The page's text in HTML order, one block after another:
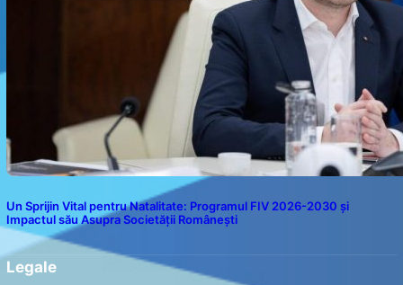
Un Sprijin Vital pentru Natalitate: Programul FIV 2026-2030 și
Impactul său Asupra Societății Românești
Legale